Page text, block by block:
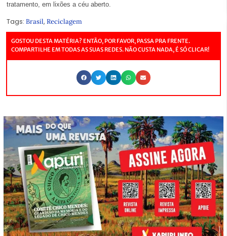
tratamento, em lixões a céu aberto.
Tags: Brasil, Reciclagem
GOSTOU DESTA MATÉRIA? ENTÃO, POR FAVOR, PASSA PRA FRENTE.
COMPARTILHE EM TODAS AS SUAS REDES. NÃO CUSTA NADA, É SÓ CLICAR!